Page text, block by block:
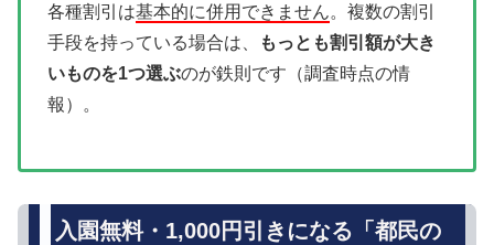
各種割引は基本的に併用できません。複数の割引
手段を持っている場合は、
もっとも割引額が大き
いものを1つ選ぶのが鉄則です（調査時点の情
報）。
入園無料・1,000円引きになる「都民の